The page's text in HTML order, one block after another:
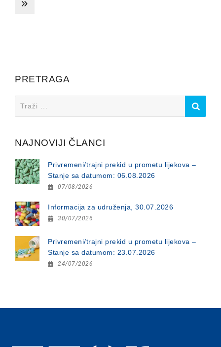
PRETRAGA
NAJNOVIJI ČLANCI
Privremeni/trajni prekid u prometu lijekova –
Stanje sa datumom: 06.08.2026
07/08/2026
Informacija za udruženja, 30.07.2026
30/07/2026
Privremeni/trajni prekid u prometu lijekova –
Stanje sa datumom: 23.07.2026
24/07/2026